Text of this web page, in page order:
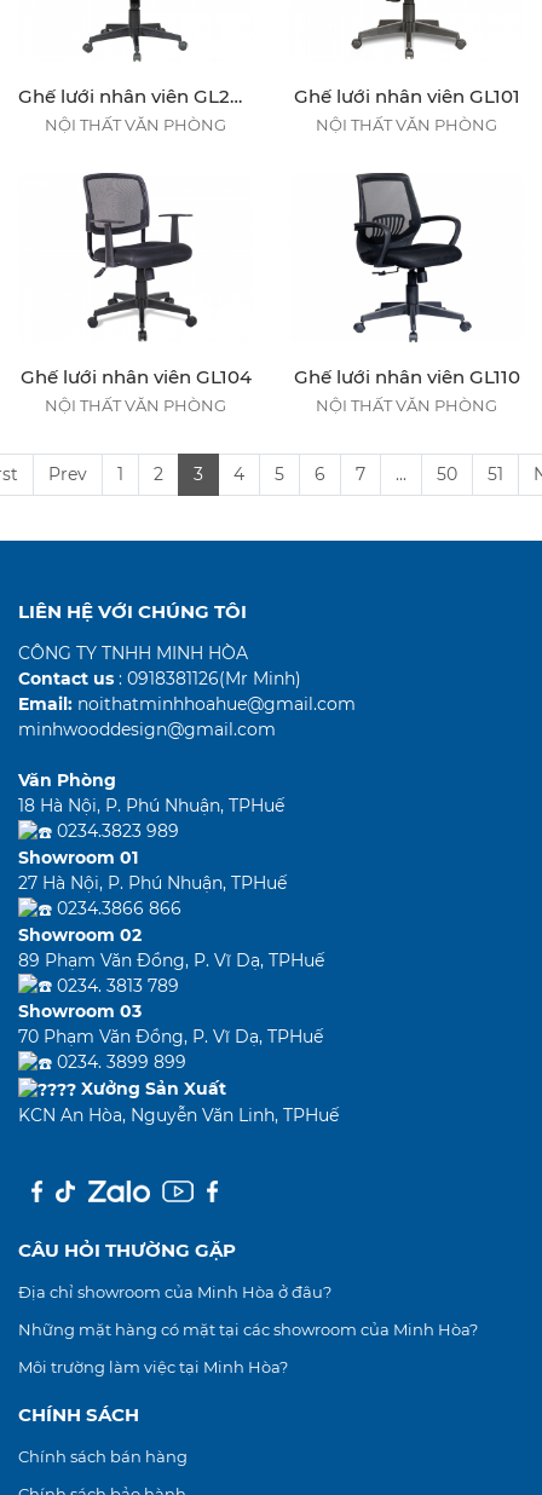
Ghế lưới nhân viên GL208
NỘI THẤT VĂN PHÒNG
Ghế lưới nhân viên GL101
NỘI THẤT VĂN PHÒNG
Ghế lưới nhân viên GL104
NỘI THẤT VĂN PHÒNG
Ghế lưới nhân viên GL110
NỘI THẤT VĂN PHÒNG
Prev 1 2 3 4 5 6 7 ... 50 51
LIÊN HỆ VỚI CHÚNG TÔI
CÔNG TY TNHH MINH HÒA
Contact us : 0918381126(Mr Minh)
Email: noithatminhhoahue@gmail.com
minhwooddesign@gmail.com
Văn Phòng
18 Hà Nội, P. Phú Nhuận, TPHuế
0234.3823 989
Showroom 01
27 Hà Nội, P. Phú Nhuận, TPHuế
0234.3866 866
Showroom 02
89 Phạm Văn Đồng, P. Vĩ Dạ, TPHuế
0234. 3813 789
Showroom 03
70 Phạm Văn Đồng, P. Vĩ Dạ, TPHuế
0234. 3899 899
Xưởng Sản Xuất
KCN An Hòa, Nguyễn Văn Linh, TPHuế
CÂU HỎI THƯỜNG GẶP
Địa chỉ showroom của Minh Hòa ở đâu?
Những mặt hàng có mặt tại các showroom của Minh Hòa?
Môi trường làm việc tại Minh Hòa?
CHÍNH SÁCH
Chính sách bán hàng